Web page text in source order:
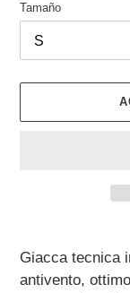
Tamaño
prodotto
nel
Giacca tecnica
antivento,